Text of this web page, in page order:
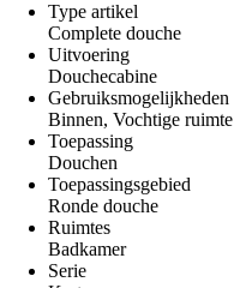
Type artikel
Complete douche
Uitvoering
Douchecabine
Gebruiksmogelijkheden
Binnen, Vochtige ruimte
Toepassing
Douchen
Toepassingsgebied
Ronde douche
Ruimtes
Badkamer
Serie